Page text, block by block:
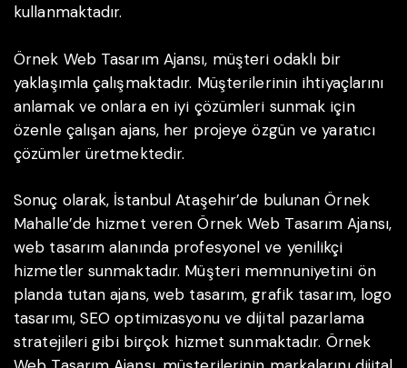
kullanmaktadır.
Örnek Web Tasarım Ajansı, müşteri odaklı bir
yaklaşımla çalışmaktadır. Müşterilerinin ihtiyaçlarını
anlamak ve onlara en iyi çözümleri sunmak için
özenle çalışan ajans, her projeye özgün ve yaratıcı
çözümler üretmektedir.
Sonuç olarak, İstanbul Ataşehir’de bulunan Örnek
Mahalle’de hizmet veren Örnek Web Tasarım Ajansı,
web tasarım alanında profesyonel ve yenilikçi
hizmetler sunmaktadır. Müşteri memnuniyetini ön
planda tutan ajans, web tasarım, grafik tasarım, logo
tasarımı, SEO optimizasyonu ve dijital pazarlama
stratejileri gibi birçok hizmet sunmaktadır. Örnek